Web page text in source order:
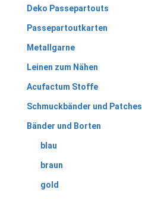
Deko Passepartouts
Passepartoutkarten
Metallgarne
Leinen zum Nähen
Acufactum Stoffe
Schmuckbänder und Patches
Bänder und Borten
blau
braun
gold